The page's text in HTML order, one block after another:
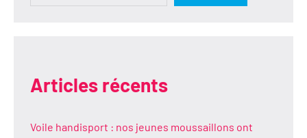
Articles récents
Voile handisport : nos jeunes moussaillons ont